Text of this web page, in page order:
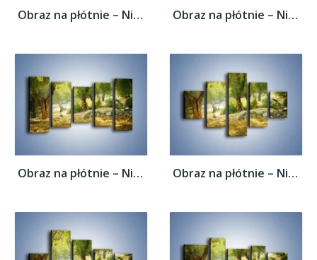
Obraz na płótnie – Niedzielny spacer pod... Obraz na płótnie – Niedzielny spacer pod...
Obraz na płótnie – Niedzielny spacer pod... Obraz na płótnie – Niedzielny spacer pod...